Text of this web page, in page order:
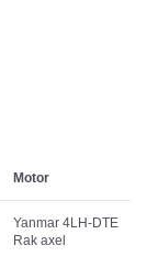
Motor
Yanmar 4LH-DTE
Rak axel